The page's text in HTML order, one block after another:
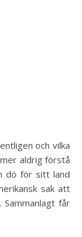
och vilka
aldrig förstå
dö för sitt land
sak att
får